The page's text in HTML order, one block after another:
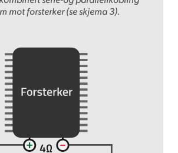
mot forsterker (se skjema 3).